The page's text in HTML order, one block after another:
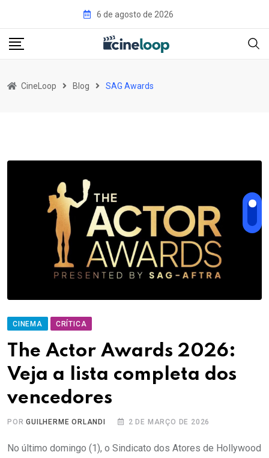
6 de agosto de 2026
CineLoop Blog SAG Awards
CINEMA CRÍTICA
The Actor Awards 2026:
Veja a lista completa dos
vencedores
PORGUILHERME ORLANDI 2 DE MARÇO DE 2026
No último domingo (1), o Sindicato dos Atores de Hollywood